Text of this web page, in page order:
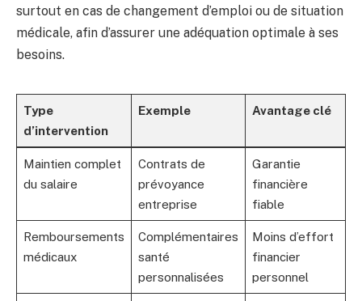
surtout en cas de changement d’emploi ou de situation
médicale, afin d’assurer une adéquation optimale à ses
besoins.
Type
d’intervention
Exemple Avantage clé
Maintien complet
du salaire
Contrats de
prévoyance
entreprise
Garantie
financière
fiable
Remboursements
médicaux
Complémentaires
santé
personnalisées
Moins d’effort
financier
personnel